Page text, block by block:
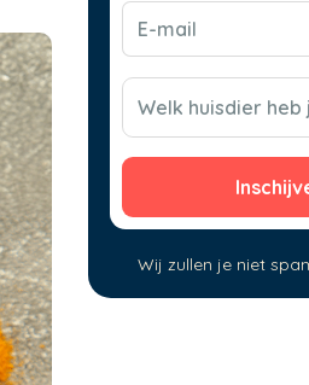
E-
mail
CAPTCHA
Welk huisdier heb
Wij zullen je niet